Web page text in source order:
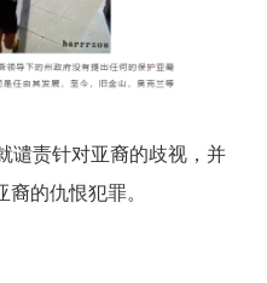
谴责针对亚裔的歧视，并
的仇恨犯罪。